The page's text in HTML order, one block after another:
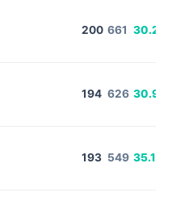
200 661 30.26
194 626 30.99
193 549 35.15